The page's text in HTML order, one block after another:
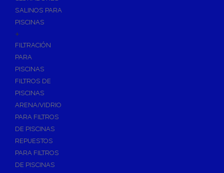
SALINOS PARA
PISCINAS
+
FILTRACIÓN
PARA
PISCINAS
FILTROS DE
PISCINAS
ARENA/VIDRIO
PARA FILTROS
DE PISCINAS
REPUESTOS
PARA FILTROS
DE PISCINAS